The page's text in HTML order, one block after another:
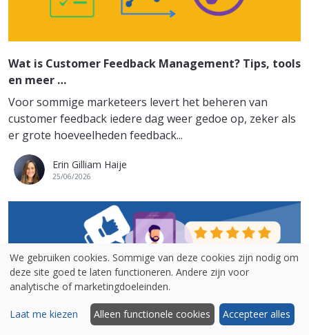
Wat is Customer Feedback Management? Tips, tools
en meer …
Voor sommige marketeers levert het beheren van
customer feedback iedere dag weer gedoe op, zeker als
er grote hoeveelheden feedback...
Erin Gilliam Haije
25/06/2026
Verbeter de mobile experience met mobile
We gebruiken cookies. Sommige van deze cookies zijn nodig om
deze site goed te laten functioneren. Andere zijn voor
analytische of marketingdoeleinden.
Laat me kiezen Alleen functionele cookies Accepteer alles